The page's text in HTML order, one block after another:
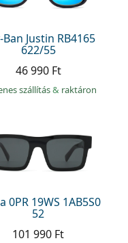
Ban Justin RB4165
622/55
46 990 Ft
szállítás& raktáron
0PR 19WS 1AB5S0
52
101 990 Ft